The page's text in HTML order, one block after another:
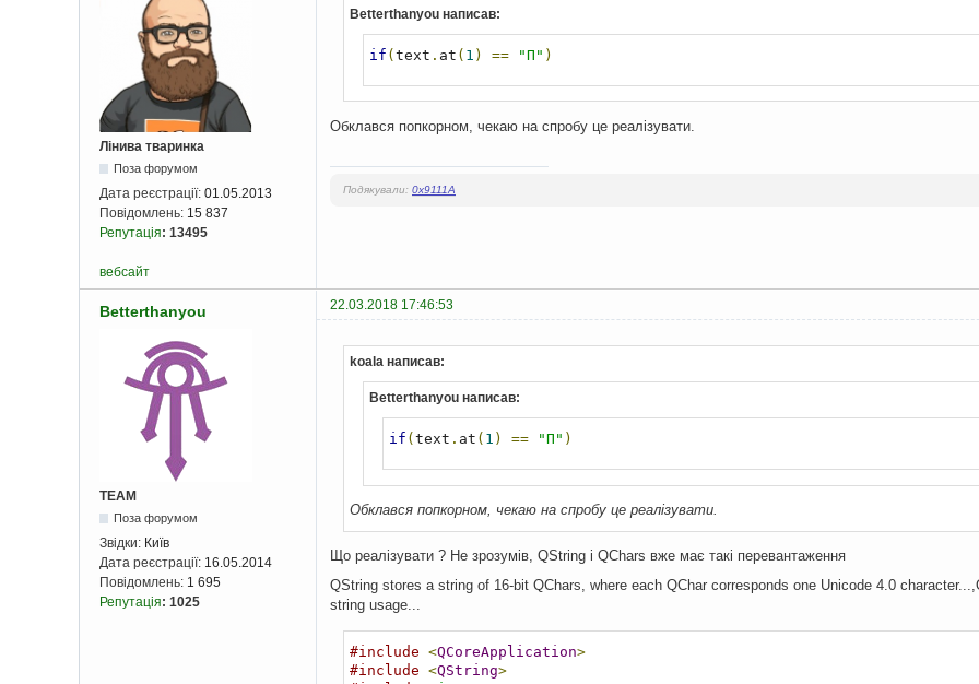
Лінива тваринка
Поза форумом
Дата реєстрації: 01.05.2013
Повідомлень: 15 837
Репутація: 13495
Betterthanyou написав:
if (text . at ( 1 ) == "П" )
Обклався попкорном, чекаю на спробу це реалізувати.
Подякували: 0x9111A
вебсайт
Betterthanyou 22.03.2018 17:46:53
TEAM
Поза форумом
Звідки: Київ
Дата реєстрації: 16.05.2014
Повідомлень: 1 695
Репутація: 1025
koala написав:
Betterthanyou написав:
if ( text . at ( 1 ) == "П" )
Обклався попкорном, чекаю на спробу це реалізувати.
Щo реалізувати ? Не зрозумів, QString i QChars вже має такі перевантаження
QString stores a string of 16-bit QChars, where each QChar corresponds one Unicode 4.0
string usage...
#include <QCoreApplication>
#include <QString>